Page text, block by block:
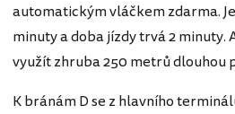
automatickým vláčkem zdarma.
minuty a doba jízdy trvá 2
využít zhruba 250 metrů dlouhou
K bránám D se z hlavního